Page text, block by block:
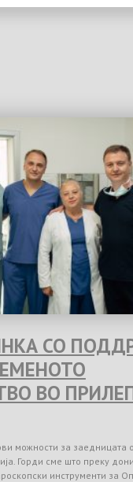
СО
ВО
можности за заедницата
Горди сме што преку
инструменти за